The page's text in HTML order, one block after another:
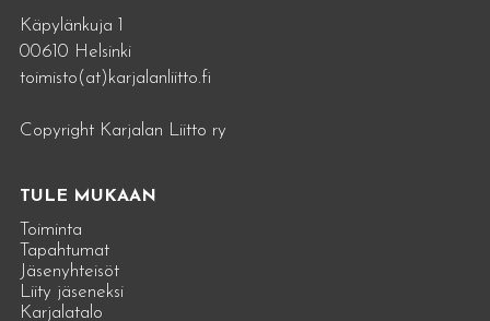
Käpylänkuja 1
00610 Helsinki
toimisto(at)karjalanliitto.fi
Copyright Karjalan Liitto ry
TULE MUKAAN
Toiminta
Tapahtumat
Jäsenyhteisöt
Liity jäseneksi
Karjalatalo